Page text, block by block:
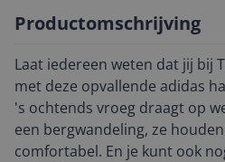
Productomschrijving
Laat iedereen weten dat jij bij
met deze opvallende adidas
's ochtends vroeg draagt op
een bergwandeling, ze
comfortabel. En je kunt ook